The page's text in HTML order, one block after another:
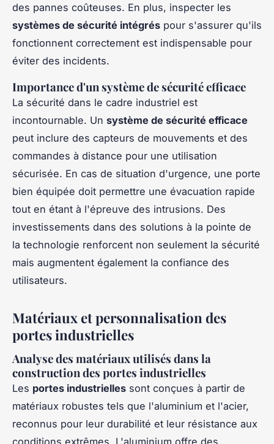
des pannes coûteuses. En plus, inspecter les
systèmes de sécurité intégrés pour s'assurer qu'ils
fonctionnent correctement est indispensable pour
éviter des incidents.
Importance d'un système de sécurité efficace
La sécurité dans le cadre industriel est
incontournable. Un système de sécurité efficace
peut inclure des capteurs de mouvements et des
commandes à distance pour une utilisation
sécurisée. En cas de situation d'urgence, une porte
bien équipée doit permettre une évacuation rapide
tout en étant à l'épreuve des intrusions. Des
investissements dans des solutions à la pointe de
la technologie renforcent non seulement la sécurité
mais augmentent également la confiance des
utilisateurs.
Matériaux et personnalisation des
portes industrielles
Analyse des matériaux utilisés dans la
construction des portes industrielles
Les portes industrielles sont conçues à partir de
matériaux robustes tels que l'aluminium et l'acier,
reconnus pour leur durabilité et leur résistance aux